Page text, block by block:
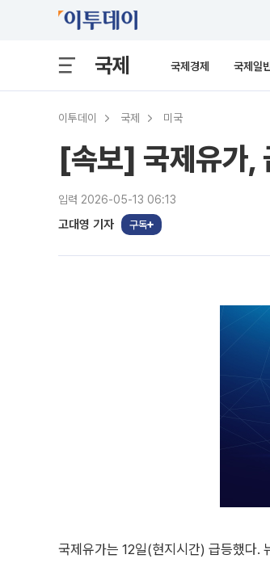
국제 국제경제 국제일
이투데이 국제 미국
[속보] 국제유
입력 2026-05-13 06:13
고대영 기자 구독
국제유가는 12일(현지시간) 급등했다.